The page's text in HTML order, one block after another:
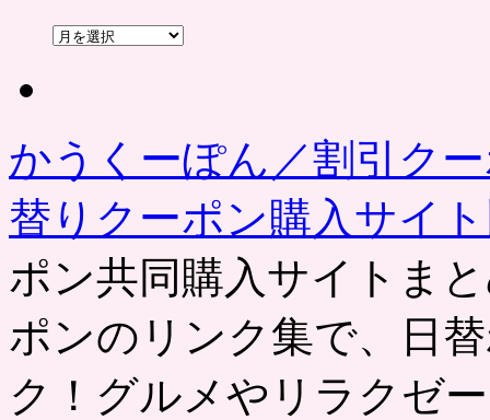
過
かうくーぽん／割引ク
替りクーポン購入サイ
ポン共同購入サイトま
ポンのリンク集で、日
ク！グルメやリラクゼ